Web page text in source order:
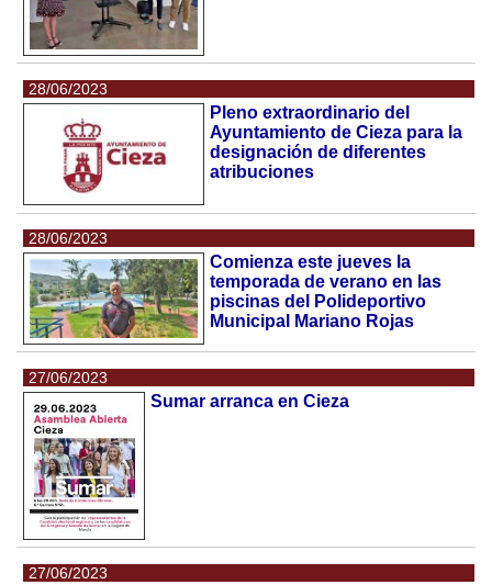
28/06/2023
Pleno extraordinario del
Ayuntamiento de Cieza para la
designación de diferentes
atribuciones
28/06/2023
Comienza este jueves la
temporada de verano en las
piscinas del Polideportivo
Municipal Mariano Rojas
27/06/2023
Sumar arranca en Cieza
27/06/2023